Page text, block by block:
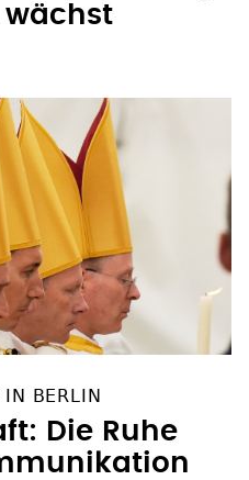
wächst
IN BERLIN
Die Ruhe